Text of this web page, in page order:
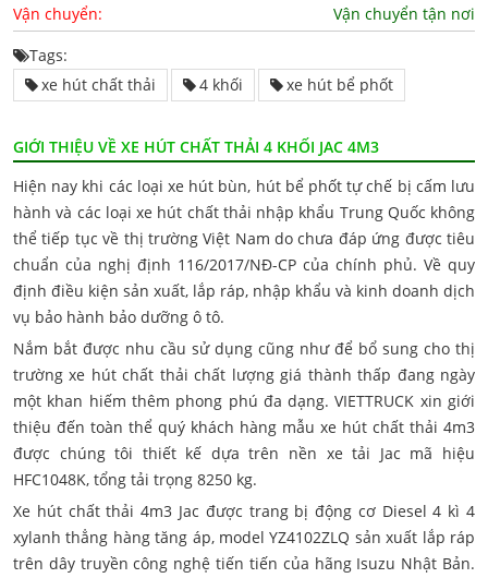
Vận chuyển:
Vận chuyển tận nơi
Tags:
xe hút chất thải
4 khối xe hút bể phốt
GIỚI THIỆU VỀ XE HÚT CHẤT THẢI 4 KHỐI JAC 4M3
Hiện nay khi các loại xe hút bùn, hút bể phốt tự chế bị cấm lưu
hành và các loại xe hút chất thải nhập khẩu Trung Quốc không
thể tiếp tục về thị trường Việt Nam do chưa đáp ứng được tiêu
chuẩn của nghị định 116/2017/NĐ-CP của chính phủ. Về quy
định điều kiện sản xuất, lắp ráp, nhập khẩu và kinh doanh dịch
vụ bảo hành bảo dưỡng ô tô.
Nắm bắt được nhu cầu sử dụng cũng như để bổ sung cho thị
trường xe hút chất thải chất lượng giá thành thấp đang ngày
một khan hiếm thêm phong phú đa dạng. VIETTRUCK xin giới
thiệu đến toàn thể quý khách hàng mẫu xe hút chất thải 4m3
được chúng tôi thiết kế dựa trên nền xe tải Jac mã hiệu
HFC1048K, tổng tải trọng 8250 kg.
Xe hút chất thải 4m3 Jac được trang bị động cơ Diesel 4 kì 4
xylanh thẳng hàng tăng áp, model YZ4102ZLQ sản xuất lắp ráp
trên dây truyền công nghệ tiến tiến của hãng Isuzu Nhật Bản.